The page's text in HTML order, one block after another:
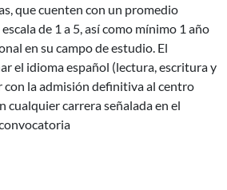
que cuenten con un promedio
de 1 a 5, así como mínimo 1 año
en su campo de estudio. El
el idioma español (lectura, escritura y
con la admisión definitiva al centro
cualquier carrera señalada en el